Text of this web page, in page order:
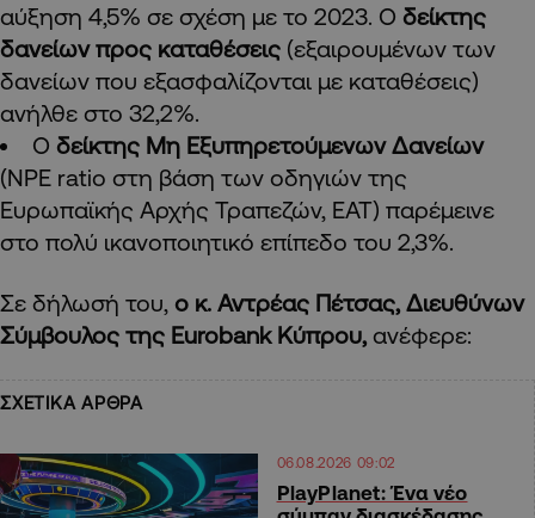
αύξηση 4,5% σε σχέση με το 2023. Ο δείκτης
δανείων προς καταθέσεις (εξαιρουμένων των
δανείων που εξασφαλίζονται με καταθέσεις)
ανήλθε στο 32,2%.
Ο δείκτης Μη Εξυπηρετούμενων Δανείων
(NPE ratio στη βάση των οδηγιών της
Ευρωπαϊκής Αρχής Τραπεζών, ΕΑΤ) παρέμεινε
στο πολύ ικανοποιητικό επίπεδο του 2,3%.
Σε δήλωσή του, ο κ. Αντρέας Πέτσας, Διευθύνων
Σύμβουλος της EurobankΚύπρου, ανέφερε:
ΣΧΕΤΙΚΑ ΑΡΘΡΑ
06.08.2026 09:02
PlayPlanet: Ένα νέο